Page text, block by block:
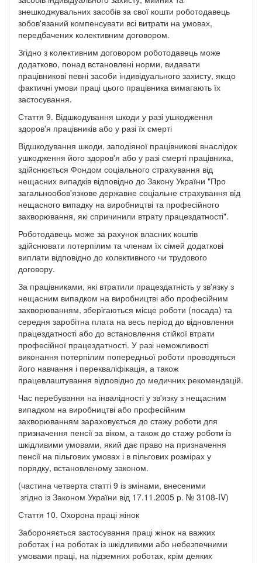
знешкоджувальних засобів за свої кошти роботодавець
зобов'язаний компенсувати всі витрати на умовах,
передбачених колективним договором.
Згідно з колективним договором роботодавець може
додатково, понад встановлені норми, видавати
працівникові певні засоби індивідуального захисту, якщо
фактичні умови праці цього працівника вимагають їх
застосування.
Стаття 9. Відшкодування шкоди у разі ушкодження
здоров'я працівників або у разі їх смерті
Відшкодування шкоди, заподіяної працівникові внаслідок
ушкодження його здоров'я або у разі смерті працівника,
здійснюється Фондом соціального страхування від
нещасних випадків відповідно до Закону України "Про
загальнообов'язкове державне соціальне страхування від
нещасного випадку на виробництві та професійного
захворювання, які спричинили втрату працездатності".
Роботодавець може за рахунок власних коштів
здійснювати потерпілим та членам їх сімей додаткові
виплати відповідно до колективного чи трудового
договору.
За працівниками, які втратили працездатність у зв'язку з
нещасним випадком на виробництві або професійним
захворюванням, зберігаються місце роботи (посада) та
середня заробітна плата на весь період до відновлення
працездатності або до встановлення стійкої втрати
професійної працездатності. У разі неможливості
виконання потерпілим попередньої роботи проводяться
його навчання і перекваліфікація, а також
працевлаштування відповідно до медичних рекомендацій.
Час перебування на інвалідності у зв'язку з нещасним
випадком на виробництві або професійним
захворюванням зараховується до стажу роботи для
призначення пенсії за віком, а також до стажу роботи із
шкідливими умовами, який дає право на призначення
пенсії на пільгових умовах і в пільгових розмірах у
порядку, встановленому законом.
(частина четверта статті 9 із змінами, внесеними
згідно із Законом України від 17.11.2005 р. № 3108-IV)
Стаття 10. Охорона праці жінок
Забороняється застосування праці жінок на важких
роботах і на роботах із шкідливими або небезпечними
умовами праці, на підземних роботах, крім деяких